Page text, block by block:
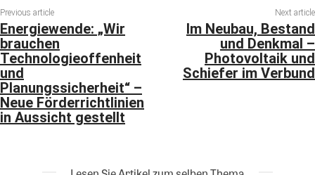
Previous article
Energiewende: „Wir
brauchen
Technologieoffenheit
und
Planungssicherheit“ –
Neue Förderrichtlinien
in Aussicht gestellt
Next article
Im Neubau, Bestand
und Denkmal –
Photovoltaik und
Schiefer im Verbund